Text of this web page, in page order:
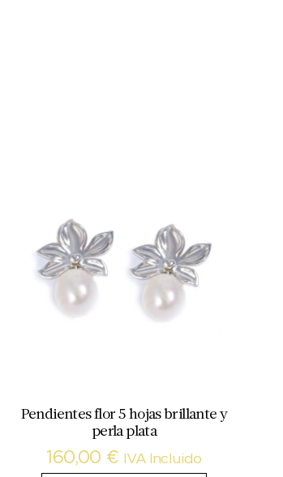
Pendientes flor 5 hojas brillante y
perla plata
160,00 € IVA Incluido